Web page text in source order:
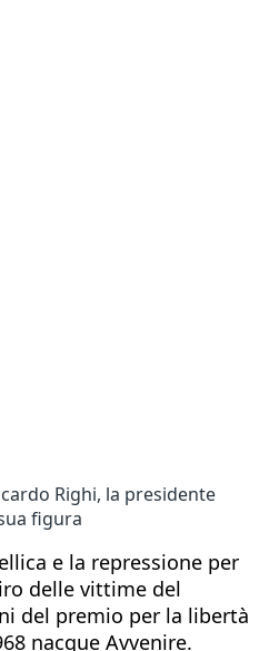
Righi, la presidente
figura
e la repressione per
delle vittime del
del premio per la libertà
nacque Avvenire.